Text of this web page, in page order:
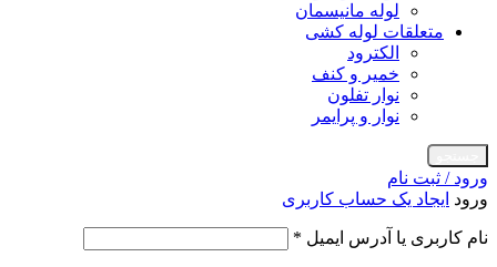
لوله مانیسمان
متعلقات لوله کشی
الکترود
خمیر و کنف
نوار تفلون
نوار و پرایمر
ورود / ثبت نام
ورود ایجاد یک حساب کاربری
نام کاربری یا آدرس ایمیل *